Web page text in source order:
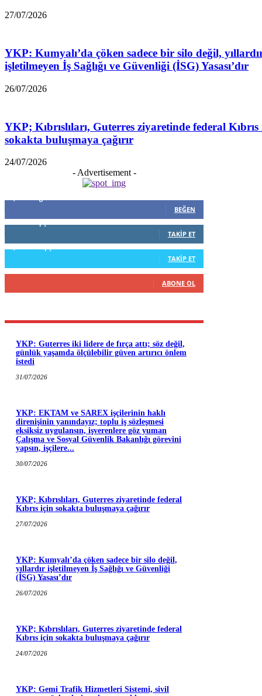
27/07/2026
YKP: Kumyalı’da çöken sadece bir silo değil,
işletilmeyen İş Sağlığı ve Güvenliği (İSG) Yasası’dır
26/07/2026
YKP; Kıbrıslıları, Guterres ziyaretinde federal
sokakta buluşmaya çağırır
24/07/2026
- Advertisement -
BEĞEN
TAKIP ET
TAKIP ET
ABONE OL
YKP: Guterres iki lidere de fırça attı; söz değil,
günlük yaşamda ölçülebilir güven artırıcı önlem
istedi
31/07/2026
YKP: EKTAM ve SAREX işçilerinin haklı
direnişinin yanındayız; toplu iş sözleşmesi
eksiksiz uygulansın, işverenlere göz yuman
Çalışma ve Sosyal Güvenlik Bakanlığı görevini
yapsın, işçilere...
30/07/2026
YKP; Kıbrıslıları, Guterres ziyaretinde federal
Kıbrıs için sokakta buluşmaya çağırır
27/07/2026
YKP: Kumyalı’da çöken sadece bir silo değil,
yıllardır işletilmeyen İş Sağlığı ve Güvenliği
(İSG) Yasası’dır
26/07/2026
YKP; Kıbrıslıları, Guterres ziyaretinde federal
Kıbrıs için sokakta buluşmaya çağırır
24/07/2026
YKP: Gemi Trafik Hizmetleri Sistemi, sivil